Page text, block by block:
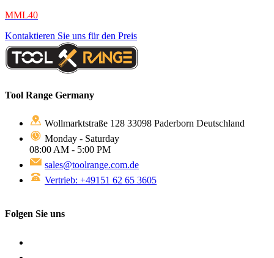
MML40
Kontaktieren Sie uns für den Preis
Tool Range Germany
Wollmarktstraße 128 33098 Paderborn Deutschland
Monday - Saturday
08:00 AM - 5:00 PM
sales@toolrange.com.de
Vertrieb: +49151 62 65 3605
Folgen Sie uns